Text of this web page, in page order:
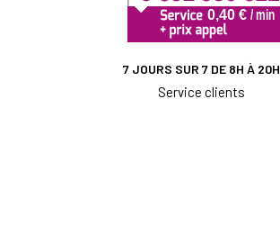
7 JOURS SUR 7 DE 8H À 20H
Service clients